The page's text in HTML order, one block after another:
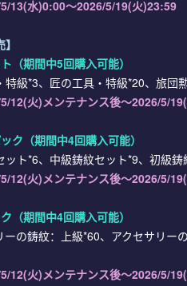
5/13(水)0:00～2026/5/19(火)23:59
（期間中5回購入可能）
特級*3、匠の工具・特級*20、旅団
12(火)メンテナンス後～2026/5/
ク （期間中4回購入可能）
ット*6、中級鋳紋セット*9、初級
12(火)メンテナンス後～2026/5/
（期間中4回購入可能）
ーの鋳紋：上級*60、アクセサリ
12(火)メンテナンス後～2026/5/